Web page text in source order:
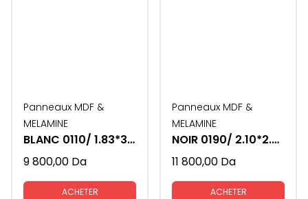
Panneaux MDF &
MELAMINE
BLANC 0110/ 1.83*3.66- 16mm
9 800,00 Da
ACHETER
Panneaux MDF &
MELAMINE
NOIR 0190/ 2.10*2.80- 19mm
11 800,00 Da
ACHETER